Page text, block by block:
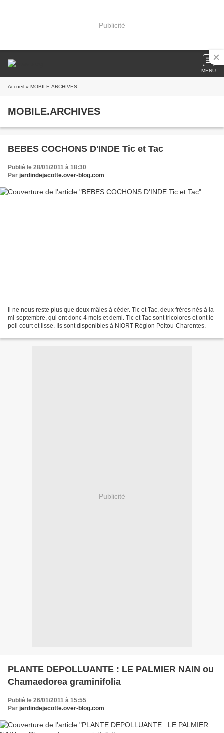
Publicité
MENU
Accueil » MOBILE.ARCHIVES
MOBILE.ARCHIVES
BEBES COCHONS D'INDE Tic et Tac
Publié le 28/01/2011 à 18:30
Par jardindejacotte.over-blog.com
Il ne nous reste plus que deux mâles à céder. Tic et Tac, deux frères nés à la
mi-septembre, qui ont donc 4 mois et demi. Tic et Tac sont tricolores et ont le
poil court et lisse. Ils sont disponibles à NIORT Région Poitou-Charentes.
Publicité
PLANTE DEPOLLUANTE : LE PALMIER NAIN ou
Chamaedorea graminifolia
Publié le 26/01/2011 à 15:55
Par jardindejacotte.over-blog.com